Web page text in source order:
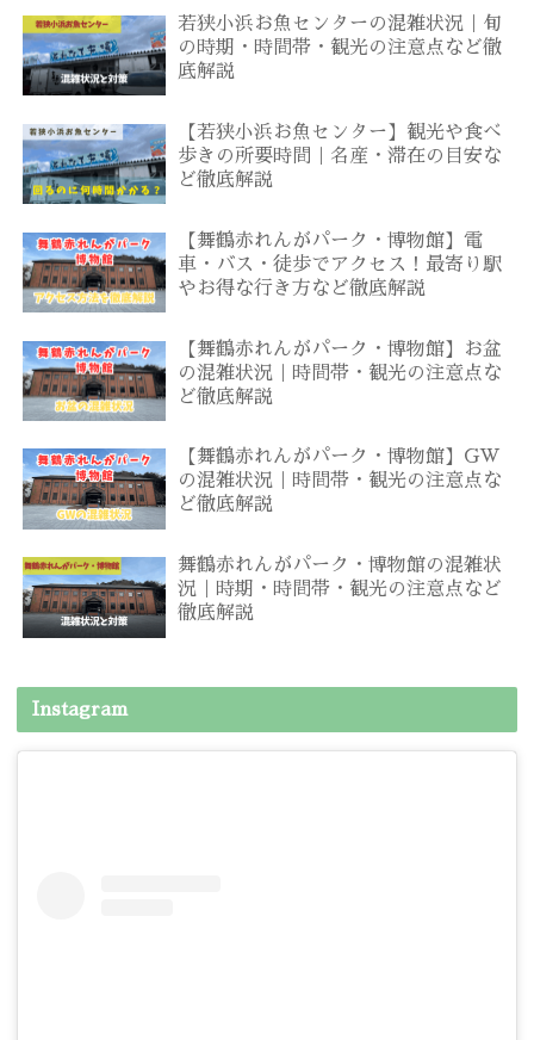
若狭小浜お魚センターの混雑状況｜旬
の時期・時間帯・観光の注意点など徹
底解説
【若狭小浜お魚センター】観光や食べ
歩きの所要時間｜名産・滞在の目安な
ど徹底解説
【舞鶴赤れんがパーク・博物館】電
車・バス・徒歩でアクセス！最寄り駅
やお得な行き方など徹底解説
【舞鶴赤れんがパーク・博物館】お盆
の混雑状況｜時間帯・観光の注意点な
ど徹底解説
【舞鶴赤れんがパーク・博物館】GW
の混雑状況｜時間帯・観光の注意点な
ど徹底解説
舞鶴赤れんがパーク・博物館の混雑状
況｜時期・時間帯・観光の注意点など
徹底解説
Instagram